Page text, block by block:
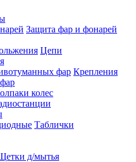
Защита фар и фонарей
Цепи
Крепления
колес
Таблички
д/мытья